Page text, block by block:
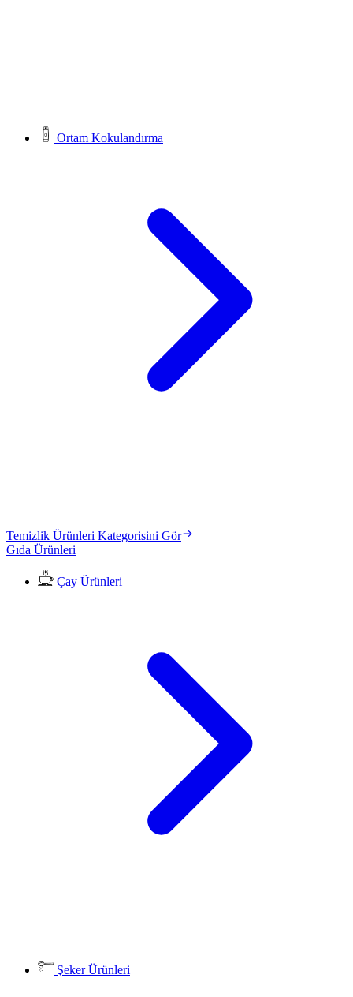
Ortam Kokulandırma
Temizlik Ürünleri Kategorisini Gör
Gıda Ürünleri
Çay Ürünleri
Şeker Ürünleri